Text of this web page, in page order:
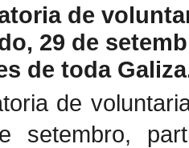
de
29 de
de toda
de
setembro,